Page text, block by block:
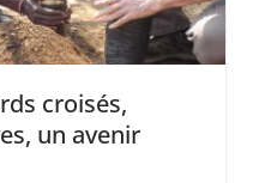
croisés,
un avenir